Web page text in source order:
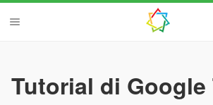
Tutorial di Google